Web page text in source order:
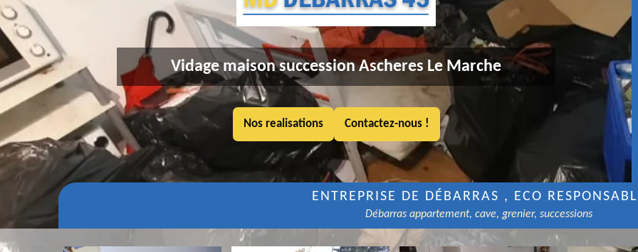
Vidage maison succession Ascheres Le Marche
Nos realisations Contactez-nous !
ENTREPRISE DE DÉBARRAS , ECO
Débarras appartement, cave, grenier, successions